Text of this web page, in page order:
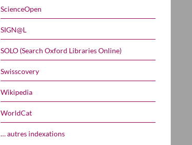
ScienceOpen
SIGN@L
SOLO (Search Oxford Libraries Online)
Swisscovery
Wikipedia
WorldCat
… autres indexations